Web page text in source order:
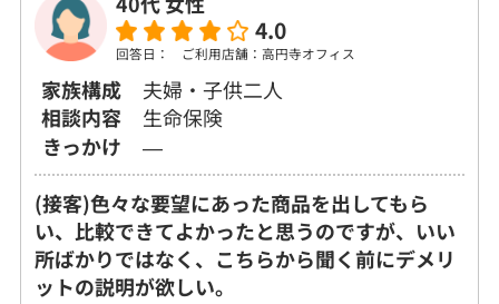
4.0
回答日： ご利用店舗：高円寺オフィス
家族構成
夫婦・子供二人
相談内容
生命保険
きっかけ
―
(接客)色々な要望にあった商品を出してもら
い、比較できてよかったと思うのですが、いい
所ばかりではなく、こちらから聞く前にデメリ
ットの説明が欲しい。